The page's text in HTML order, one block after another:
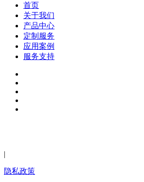
首页
关于我们
产品中心
定制服务
应用案例
服务支持
|
隐私政策